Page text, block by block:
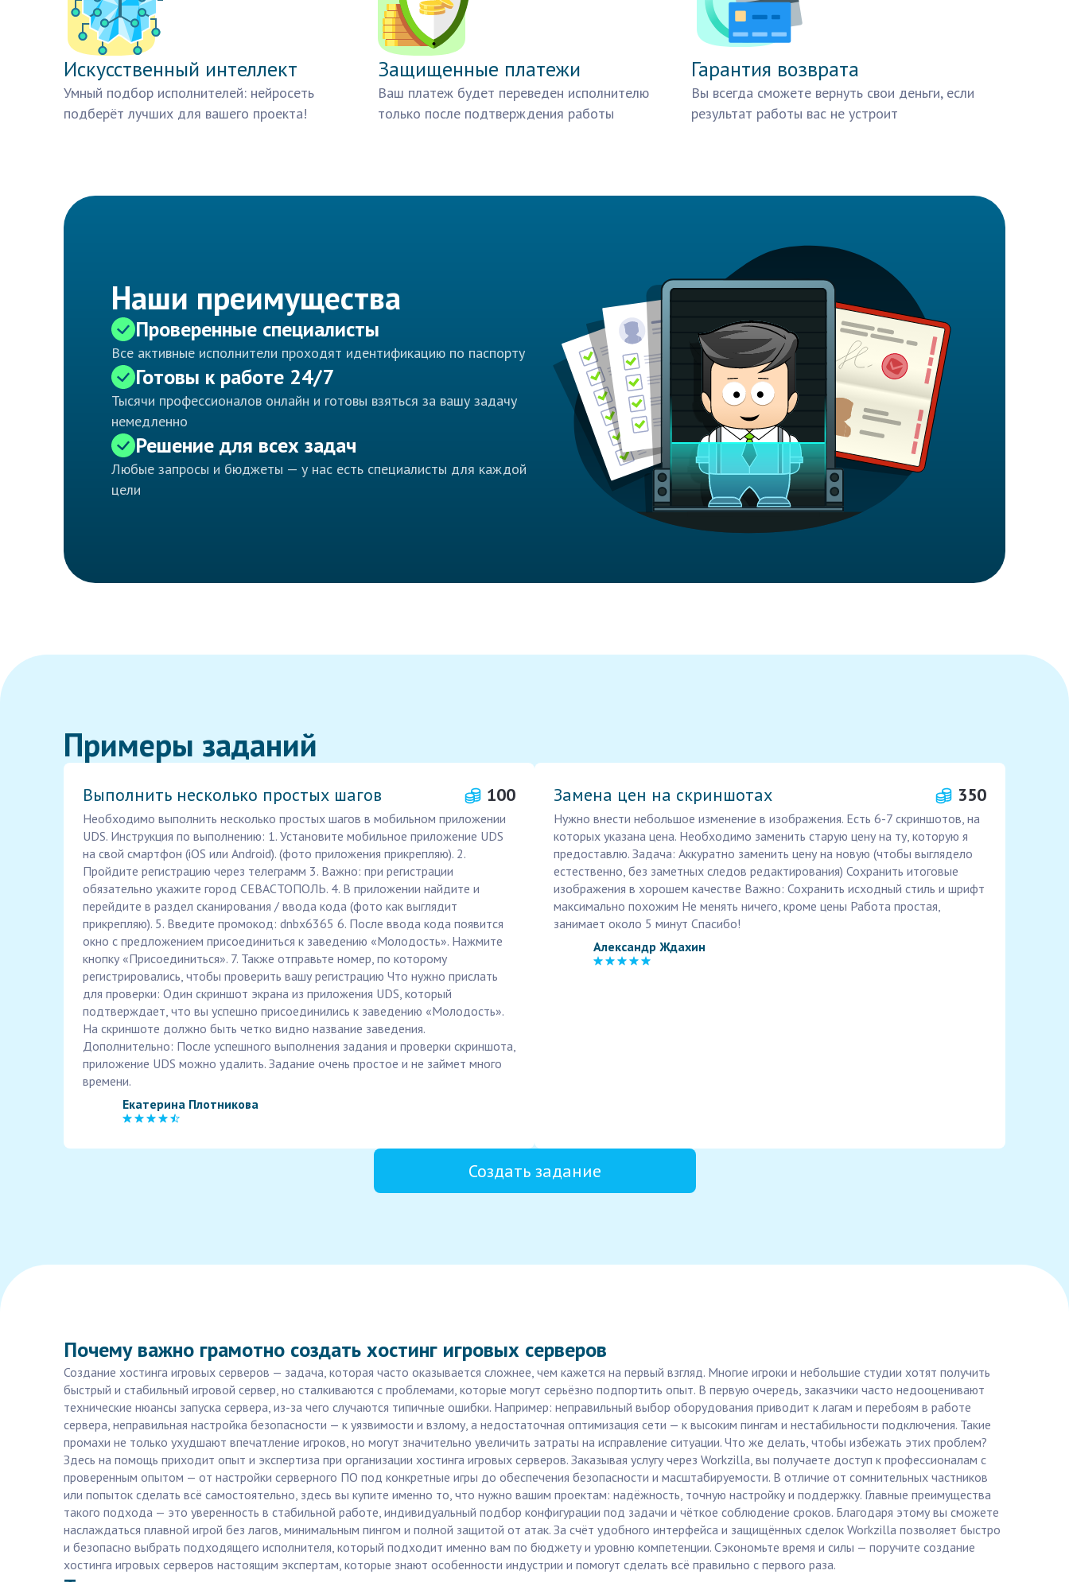
Искусственный интеллект
Умный подбор исполнителей: нейросеть
подберёт лучших для вашего проекта!
Защищенные платежи
Ваш платеж будет переведен исполнителю
только после подтверждения работы
Гарантия возврата
Вы всегда сможете вернуть свои деньги, если
результат работы вас не устроит
Наши преимущества
Проверенные специалисты
Все активные исполнители проходят идентификацию по паспорту
Готовы к работе 24/7
Тысячи профессионалов онлайн и готовы взяться за вашу задачу
немедленно
Решение для всех задач
Любые запросы и бюджеты — у нас есть специалисты для каждой
цели
Примеры заданий
Выполнить несколько простых шагов 100
Необходимо выполнить несколько простых шагов в мобильном приложении
UDS. Инструкция по выполнению: 1. Установите мобильное приложение UDS
на свой смартфон (iOS или Android). (фото приложения прикрепляю). 2.
Пройдите регистрацию через телеграмм 3. Важно: при регистрации
обязательно укажите город СЕВАСТОПОЛЬ. 4. В приложении найдите и
перейдите в раздел сканирования / ввода кода (фото как выглядит
прикрепляю). 5. Введите промокод: dnbx6365 6. После ввода кода появится
окно с предложением присоединиться к заведению «Молодость». Нажмите
кнопку «Присоединиться». 7. Также отправьте номер, по которому
регистрировались, чтобы проверить вашу регистрацию Что нужно прислать
для проверки: Один скриншот экрана из приложения UDS, который
подтверждает, что вы успешно присоединились к заведению «Молодость».
На скриншоте должно быть четко видно название заведения.
Дополнительно: После успешного выполнения задания и проверки скриншота,
приложение UDS можно удалить. Задание очень простое и не займет много
времени.
Екатерина Плотникова
Замена цен на скриншотах 350
Нужно внести небольшое изменение в изображения. Есть 6-7 скриншотов, на
которых указана цена. Необходимо заменить старую цену на ту, которую я
предоставлю. Задача: Аккуратно заменить цену на новую (чтобы выглядело
естественно, без заметных следов редактирования) Сохранить итоговые
изображения в хорошем качестве Важно: Сохранить исходный стиль и шрифт
максимально похожим Не менять ничего, кроме цены Работа простая,
занимает около 5 минут Спасибо!
Александр Ждахин
Создать задание
Почему важно грамотно создать хостинг игровых серверов
Создание хостинга игровых серверов — задача, которая часто оказывается сложнее, чем кажется на первый взгляд. Многие игроки и небольшие студии хотят получить
быстрый и стабильный игровой сервер, но сталкиваются с проблемами, которые могут серьёзно подпортить опыт. В первую очередь, заказчики часто недооценивают
технические нюансы запуска сервера, из-за чего случаются типичные ошибки. Например: неправильный выбор оборудования приводит к лагам и перебоям в работе
сервера, неправильная настройка безопасности — к уязвимости и взлому, а недостаточная оптимизация сети — к высоким пингам и нестабильности подключения. Такие
промахи не только ухудшают впечатление игроков, но могут значительно увеличить затраты на исправление ситуации. Что же делать, чтобы избежать этих проблем?
Здесь на помощь приходит опыт и экспертиза при организации хостинга игровых серверов. Заказывая услугу через Workzilla, вы получаете доступ к профессионалам с
проверенным опытом — от настройки серверного ПО под конкретные игры до обеспечения безопасности и масштабируемости. В отличие от сомнительных частников
или попыток сделать всё самостоятельно, здесь вы купите именно то, что нужно вашим проектам: надёжность, точную настройку и поддержку. Главные преимущества
такого подхода — это уверенность в стабильной работе, индивидуальный подбор конфигурации под задачи и чёткое соблюдение сроков. Благодаря этому вы сможете
наслаждаться плавной игрой без лагов, минимальным пингом и полной защитой от атак. За счёт удобного интерфейса и защищённых сделок Workzilla позволяет быстро
и безопасно выбрать подходящего исполнителя, который подходит именно вам по бюджету и уровню компетенции. Сэкономьте время и силы — поручите создание
хостинга игровых серверов настоящим экспертам, которые знают особенности индустрии и помогут сделать всё правильно с первого раза.